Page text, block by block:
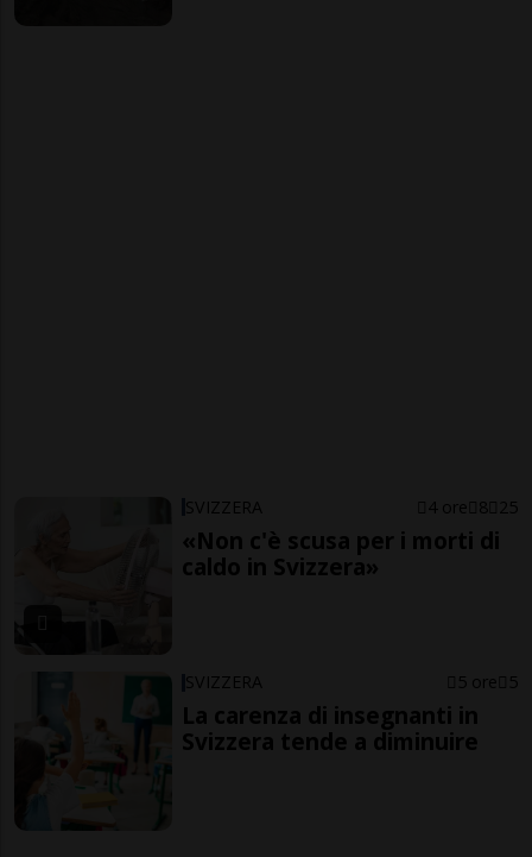
SVIZZERA 4 ore 8 25
«Non c'è scusa per i morti di
caldo in Svizzera»
SVIZZERA 5 ore 5
La carenza di insegnanti in
Svizzera tende a diminuire